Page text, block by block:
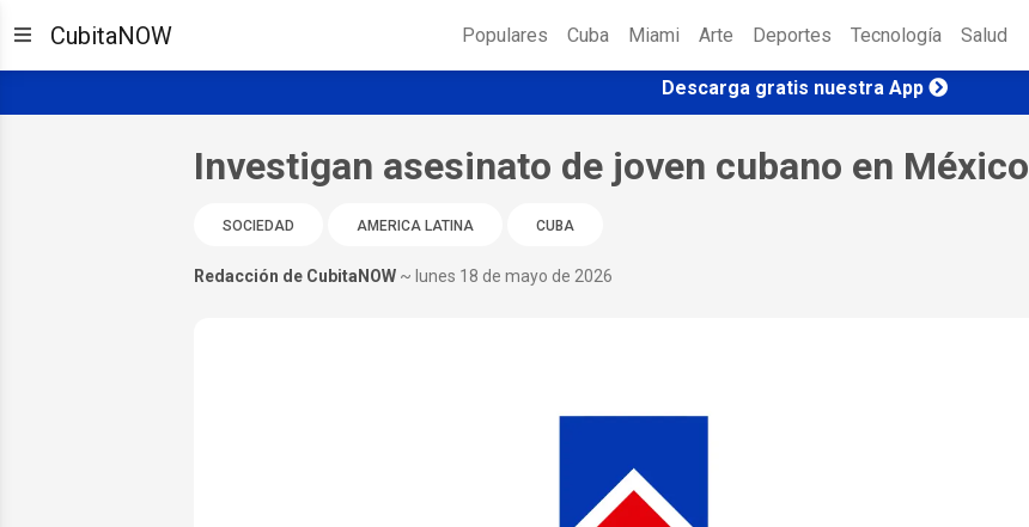
CubitaNOW Populares Cuba Miami Arte Deportes Tecnología Salud
Descarga gratis nuestra App
Investigan asesinato de joven cubano en México
SOCIEDAD AMERICA LATINA CUBA
Redacción de CubitaNOW ~ lunes 18 de mayo de 2026